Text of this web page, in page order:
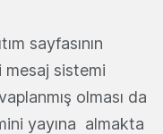
sayfasının
mesaj sistemi
olması da
yayına almakta